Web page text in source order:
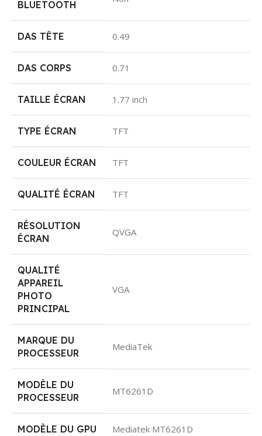
BLUETOOTH
DAS TÊTE 0.49
DAS CORPS 0.71
TAILLE ÉCRAN 1.77 inch
TYPE ÉCRAN TFT
COULEUR ÉCRAN TFT
QUALITÉ ÉCRAN TFT
RÉSOLUTION
ÉCRAN
QVGA
QUALITÉ
APPAREIL
PHOTO
PRINCIPAL
VGA
MARQUE DU
PROCESSEUR
MediaTek
MODÈLE DU
PROCESSEUR
MT6261D
MODÈLE DU GPU Mediatek MT6261D